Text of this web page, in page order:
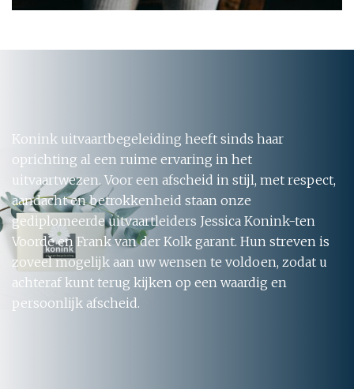
Konink uitvaartbegeleiding heeft sinds haar
oprichting al een ruime ervaring in het
uitvaartwezen. Voor een afscheid in stijl, met respect,
aandacht en betrokkenheid staan onze
gediplomeerde uitvaartleiders Jessica Konink-ten
Voorde en Frank van der Kolk garant. Hun streven is
zoveel mogelijk aan uw wensen te voldoen, zodat u
achteraf kunt terug kijken op een waardig en
persoonlijk afscheid.